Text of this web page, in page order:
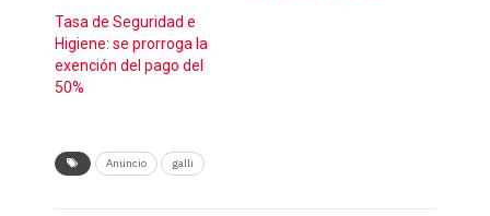
Tasa de Seguridad e
Higiene: se prorroga la
exención del pago del
50%
Anuncio galli